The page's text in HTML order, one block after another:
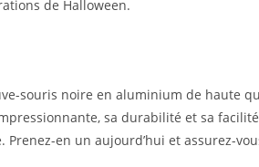
de Halloween.
souris noire en aluminium de haute
sa durabilité et sa
en un aujourd’hui et assurez-